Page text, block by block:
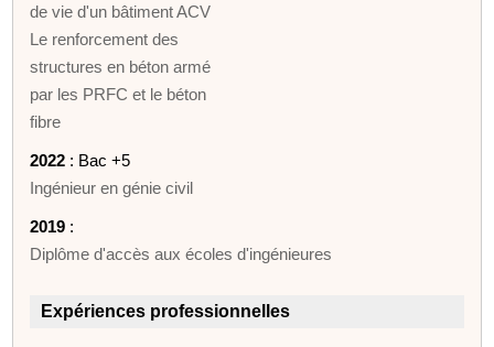
de vie d'un bâtiment ACV
Le renforcement des
structures en béton armé
par les PRFC et le béton
fibre
2022 : Bac +5
Ingénieur en génie civil
2019 :
Diplôme d'accès aux écoles d'ingénieures
Expériences professionnelles